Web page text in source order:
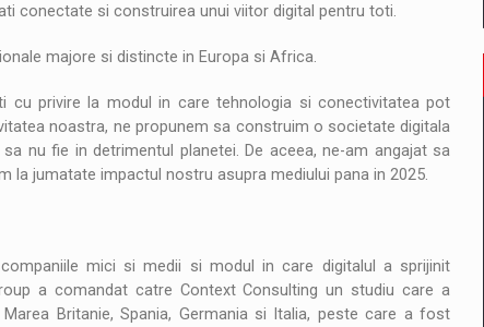
conectate si construirea unui viitor digital pentru toti.
majore si distincte in Europa si Africa.
cu privire la modul in care tehnologia si conectivitatea pot
noastra, ne propunem sa construim o societate digitala
nu fie in detrimentul planetei. De aceea, ne-am angajat sa
la jumatate impactul nostru asupra mediului pana in 2025.
mici si medii si modul in care digitalul a sprijinit
a comandat catre Context Consulting un studiu care a
Britanie, Spania, Germania si Italia, peste care a fost